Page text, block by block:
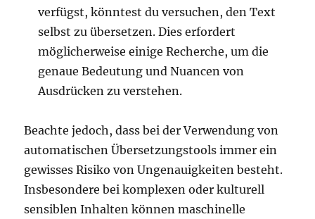
verfügst, könntest du versuchen, den Text
selbst zu übersetzen. Dies erfordert
möglicherweise einige Recherche, um die
genaue Bedeutung und Nuancen von
Ausdrücken zu verstehen.
Beachte jedoch, dass bei der Verwendung von
automatischen Übersetzungstools immer ein
gewisses Risiko von Ungenauigkeiten besteht.
Insbesondere bei komplexen oder kulturell
sensiblen Inhalten können maschinelle